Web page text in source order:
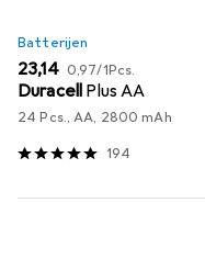
Batterijen
EUR
23,14 EUR
0,97/1Pcs.
Duracell Plus AA
24 Pcs., AA, 2800 mAh
194